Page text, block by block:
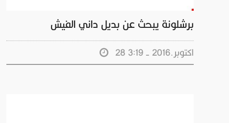
برشلونة يبحث عن بديل داني الفيش
28 اكتوبر.2016 - 3:19